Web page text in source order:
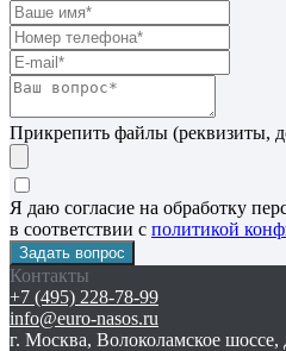
Прикрепить файлы (реквизиты,
Я даю согласие на обработку
в соответствии с политикой
Контакты
+7 (495) 228-78-99
info@euro-nasos.ru
г. Москва, Волоколамское шоссе,